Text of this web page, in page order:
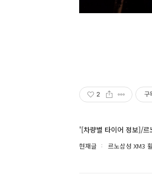
2 구
'[차량별 타이어 정보]/르
현재글 르노삼성 XM3